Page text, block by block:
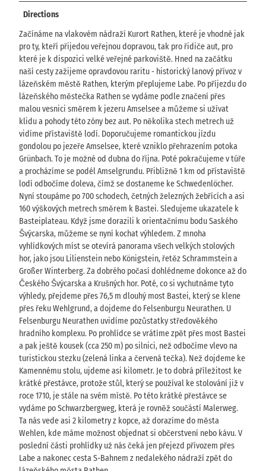
Directions
Začínáme na vlakovém nádraží Kurort Rathen, které je vhodné jak
pro ty, kteří přijedou veřejnou dopravou, tak pro řidiče aut, pro
které je k dispozici velké veřejné parkoviště. Hned na začátku
naší cesty zažijeme opravdovou raritu - historický lanový přívoz v
lázeňském městě Rathen, kterým přeplujeme Labe. Po příjezdu do
lázeňského městečka Rathen se vydáme podle značení přes
malou vesnici směrem k jezeru Amselsee a můžeme si užívat
klidu a pohody této zóny bez aut. Po několika stech metrech už
vidíme přístaviště lodí. Doporučujeme romantickou jízdu
gondolou po jezeře Amselsee, které vzniklo přehrazením potoka
Grünbach. To je možné od dubna do října. Poté pokračujeme v túře
a procházíme se podél Amselgrundu. Přibližně 1 km od přístaviště
lodí odbočíme doleva, čímž se dostaneme ke Schwedenlöcher.
Nyní stoupáme po 700 schodech, četných železných žebřících a asi
160 výškových metrech směrem k Bastei. Sledujeme ukazatele k
Basteiplateau. Když jsme dorazili k orientačnímu bodu Saského
Švýcarska, můžeme se nyní kochat výhledem. Z mnoha
vyhlídkových míst se otevírá panorama všech velkých stolových
hor, jako jsou Lilienstein nebo Königstein, řetěz Schrammstein a
Großer Winterberg. Za dobrého počasí dohlédneme dokonce až do
Českého Švýcarska a Krušných hor. Poté, co si vychutnáme tyto
výhledy, přejdeme přes 76,5 m dlouhý most Bastei, který se klene
přes řeku Wehlgrund, a dojdeme do Felsenburgu Neurathen. U
Felsenburgu Neurathen uvidíme pozůstatky středověkého
hradního komplexu. Po prohlídce se vrátíme zpět přes most Bastei
a pak ještě kousek (cca 250 m) po silnici, než odbočíme vlevo na
turistickou stezku (zelená linka a červená tečka). Než dojdeme ke
Kamennému stolu, ujdeme asi kilometr. Je to dobrá příležitost ke
krátké přestávce, protože stůl, který se používal ke stolování již v
roce 1710, je stále na svém místě. Po této krátké přestávce se
vydáme po Schwarzbergweg, která je rovněž součástí Malerweg.
Ta nás vede asi 2 kilometry z kopce, až dorazíme do města
Wehlen, kde máme možnost objednat si občerstvení nebo kávu. V
poslední části prohlídky už nás čeká jen přejezd přívozem přes
Labe a nakonec cesta S-Bahnem z nedalekého nádraží zpět do